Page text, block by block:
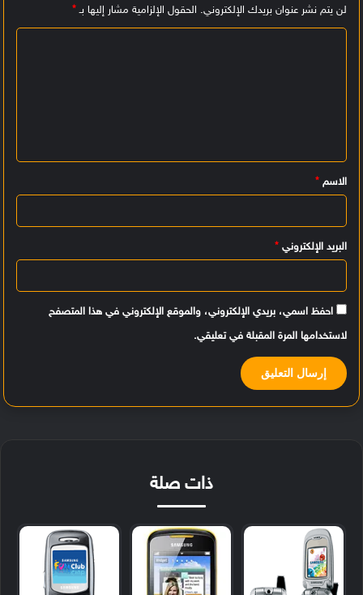
لن يتم نشر عنوان بريدك الإلكتروني. الحقول الإلزامية مشار إليها بـ*
ي
ق
الاسم *
البريد الإلكتروني *
احفظ اسمي، بريدي الإلكتروني، والموقع الإلكتروني في هذا المتصفح
لاستخدامها المرة المقبلة في تعليقي.
ذات صلة